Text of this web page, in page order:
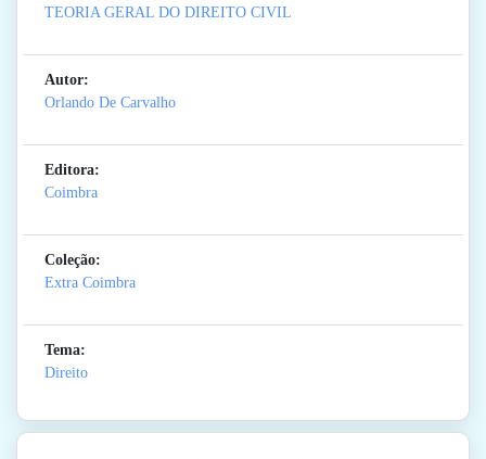
TEORIA GERAL DO DIREITO CIVIL
Autor:
Orlando De Carvalho
Editora:
Coimbra
Coleção:
Extra Coimbra
Tema:
Direito